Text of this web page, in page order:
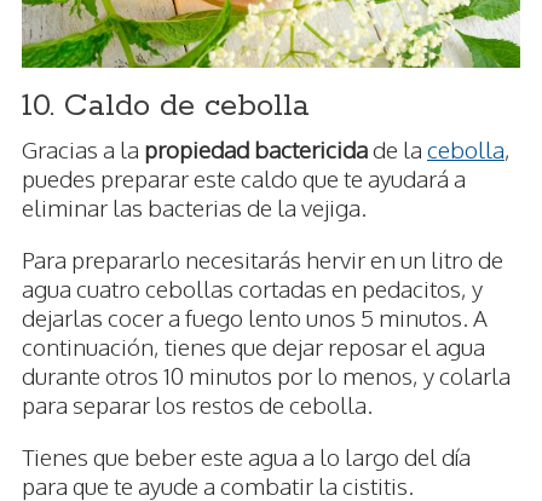
10. Caldo de cebolla
Gracias a la propiedad bactericidade la cebolla,
puedes preparar este caldo que te ayudará a
eliminar las bacterias de la vejiga.
Para prepararlo necesitarás hervir en un litro de
agua cuatro cebollas cortadas en pedacitos, y
dejarlas cocer a fuego lento unos 5 minutos. A
continuación, tienes que dejar reposar el agua
durante otros 10 minutos por lo menos, y colarla
para separar los restos de cebolla.
Tienes que beber este agua a lo largo del día
para que te ayude a combatir la cistitis.